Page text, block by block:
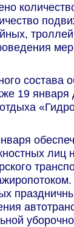
19
лиц